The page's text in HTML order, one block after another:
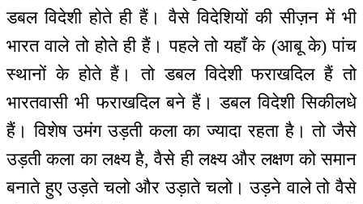
डबल विदेशी होते ही हैं। वैसे विदेशियों की सीज़न में भी
भारत वाले तो होते ही हैं। पहले तो यहाँ के (आबू के) पांच
स्थानों के होते हैं। तो डबल विदेशी फराखदिल हैं तो
भारतवासी भी फराखदिल बने हैं। डबल विदेशी सिकीलधे
हैं। विशेष उमंग उड़ती कला का ज्यादा रहता है। तो जैसे
उड़ती कला का लक्ष्य है, वैसे ही लक्ष्य और लक्षण को समान
बनाते हुए उड़ते चलो और उड़ाते चलो। उड़ने वाले तो वैसे